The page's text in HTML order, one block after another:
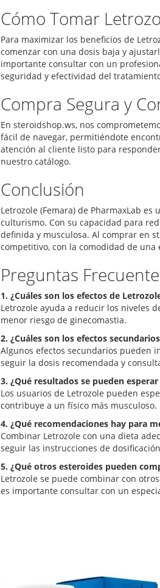
Cómo Tomar
Para maximizar los beneficios de
comenzar con una dosis baja y
importante consultar con un
seguridad y efectividad del
Compra Segura y
En steroidshop.ws, nos
fácil de navegar, permitiéndote
atención al cliente listo para
nuestro catálogo.
Conclusión
Letrozole (Femara) de PharmaxLab
culturismo. Con su capacidad para
definida y musculosa. Al comprar en
competitivo, con la comodidad de una
Preguntas
1. ¿Cuáles son los efectos de
Letrozole ayuda a reducir los niveles
menor riesgo de ginecomastia.
2. ¿Cuáles son los efectos
Algunos efectos secundarios pueden
seguir la dosis recomendada y
3. ¿Qué resultados se pueden
Los usuarios de Letrozole pueden
contribuye a un físico más musculoso.
4. ¿Qué recomendaciones hay para
Combinar Letrozole con una dieta
seguir las instrucciones de
5. ¿Qué otros esteroides pueden
Letrozole se puede combinar con
es importante consultar con un